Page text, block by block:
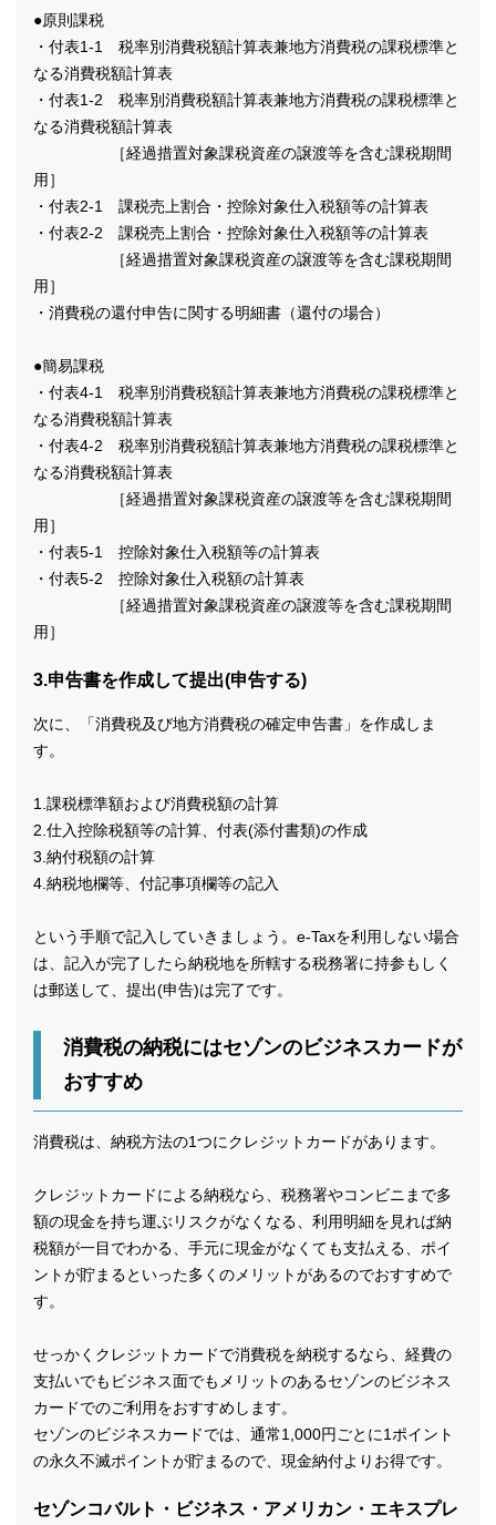
●原則課税
・付表1-1 税率別消費税額計算表兼地方消費税の課税標準と
なる消費税額計算表
・付表1-2 税率別消費税額計算表兼地方消費税の課税標準と
なる消費税額計算表
［経過措置対象課税資産の譲渡等を含む課税期間
用］
・付表2-1 課税売上割合・控除対象仕入税額等の計算表
・付表2-2 課税売上割合・控除対象仕入税額等の計算表
［経過措置対象課税資産の譲渡等を含む課税期間
用］
・消費税の還付申告に関する明細書（還付の場合）
●簡易課税
・付表4-1 税率別消費税額計算表兼地方消費税の課税標準と
なる消費税額計算表
・付表4-2 税率別消費税額計算表兼地方消費税の課税標準と
なる消費税額計算表
［経過措置対象課税資産の譲渡等を含む課税期間
用］
・付表5-1 控除対象仕入税額等の計算表
・付表5-2 控除対象仕入税額の計算表
［経過措置対象課税資産の譲渡等を含む課税期間
用］
3.申告書を作成して提出(申告する)
次に、「消費税及び地方消費税の確定申告書」を作成しま
す。
1.課税標準額および消費税額の計算
2.仕入控除税額等の計算、付表(添付書類)の作成
3.納付税額の計算
4.納税地欄等、付記事項欄等の記入
という手順で記入していきましょう。e-Taxを利用しない場合
は、記入が完了したら納税地を所轄する税務署に持参もしく
は郵送して、提出(申告)は完了です。
消費税の納税にはセゾンのビジネスカードが
おすすめ
消費税は、納税方法の1つにクレジットカードがあります。
クレジットカードによる納税なら、税務署やコンビニまで多
額の現金を持ち運ぶリスクがなくなる、利用明細を見れば納
税額が一目でわかる、手元に現金がなくても支払える、ポイ
ントが貯まるといった多くのメリットがあるのでおすすめで
す。
せっかくクレジットカードで消費税を納税するなら、経費の
支払いでもビジネス面でもメリットのあるセゾンのビジネス
カードでのご利用をおすすめします。
セゾンのビジネスカードでは、通常1,000円ごとに1ポイント
の永久不滅ポイントが貯まるので、現金納付よりお得です。
セゾンコバルト・ビジネス・アメリカン・エキスプレ